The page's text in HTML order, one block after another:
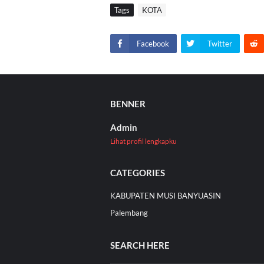
Tags KOTA
Facebook Twitter
BENNER
Admin
Lihat profil lengkapku
CATEGORIES
KABUPATEN MUSI BANYUASIN
Palembang
SEARCH HERE